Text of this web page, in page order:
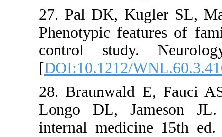
27. Pal
control
[
28.
Longo
internal